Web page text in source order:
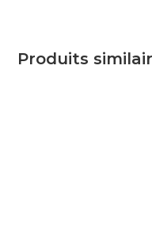
Produits